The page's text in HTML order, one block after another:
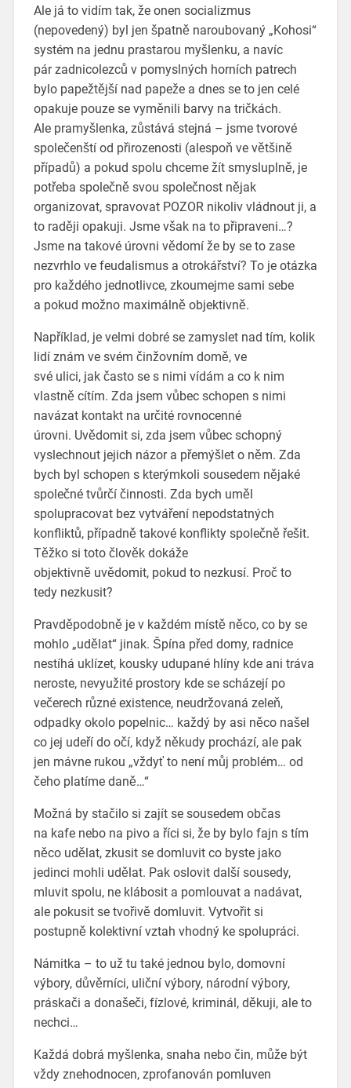
Ale já to vidím tak, že onen socializmus
(nepovedený) byl jen špatně naroubovaný „Kohosi“
systém na jednu prastarou myšlenku, a navíc
pár zadnicolezců v pomyslných horních patrech
bylo papežtější nad papeže a dnes se to jen celé
opakuje pouze se vyměnili barvy na tričkách.
Ale pramyšlenka, zůstává stejná – jsme tvorové
společenští od přirozenosti (alespoň ve většině
případů) a pokud spolu chceme žít smysluplně, je
potřeba společně svou společnost nějak
organizovat, spravovat POZOR nikoliv vládnout ji, a
to raději opakuji. Jsme však na to připraveni…?
Jsme na takové úrovni vědomí že by se to zase
nezvrhlo ve feudalismus a otrokářství? To je otázka
pro každého jednotlivce, zkoumejme sami sebe
a pokud možno maximálně objektivně.
Například, je velmi dobré se zamyslet nad tím, kolik
lidí znám ve svém činžovním domě, ve
své ulici, jak často se s nimi vídám a co k nim
vlastně cítím. Zda jsem vůbec schopen s nimi
navázat kontakt na určité rovnocenné
úrovni. Uvědomit si, zda jsem vůbec schopný
vyslechnout jejich názor a přemýšlet o něm. Zda
bych byl schopen s kterýmkoli sousedem nějaké
společné tvůrčí činnosti. Zda bych uměl
spolupracovat bez vytváření nepodstatných
konfliktů, případně takové konflikty společně řešit.
Těžko si toto člověk dokáže
objektivně uvědomit, pokud to nezkusí. Proč to
tedy nezkusit?
Pravděpodobně je v každém místě něco, co by se
mohlo „udělat“ jinak. Špína před domy, radnice
nestíhá uklízet, kousky udupané hlíny kde ani tráva
neroste, nevyužité prostory kde se scházejí po
večerech různé existence, neudržovaná zeleň,
odpadky okolo popelnic… každý by asi něco našel
co jej udeří do očí, když někudy prochází, ale pak
jen mávne rukou „vždyť to není můj problém… od
čeho platíme daně…“
Možná by stačilo si zajít se sousedem občas
na kafe nebo na pivo a říci si, že by bylo fajn s tím
něco udělat, zkusit se domluvit co byste jako
jedinci mohli udělat. Pak oslovit další sousedy,
mluvit spolu, ne klábosit a pomlouvat a nadávat,
ale pokusit se tvořivě domluvit. Vytvořit si
postupně kolektivní vztah vhodný ke spolupráci.
Námitka – to už tu také jednou bylo, domovní
výbory, důvěrníci, uliční výbory, národní výbory,
práskači a donašeči, fízlové, kriminál, děkuji, ale to
nechci…
Každá dobrá myšlenka, snaha nebo čin, může být
vždy znehodnocen, zprofanován pomluven